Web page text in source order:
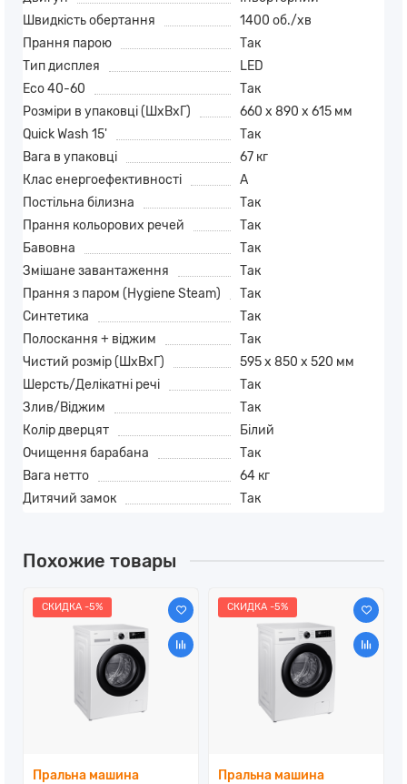
Швидкість обертання
1400 об./хв
Прання парою
Так
Тип дисплея
LED
Eco 40-60
Так
Розміри в упаковці (ШxВxГ)
660 x 890 x 615 мм
Quick Wash 15'
Так
Вага в упаковці
67 кг
Клас енергоефективності
A
Постільна білизна
Так
Прання кольорових речей
Так
Бавовна
Так
Змішане завантаження
Так
Прання з паром (Hygiene Steam)
Так
Синтетика
Так
Полоскання + віджим
Так
Чистий розмір (ШхВхГ)
595 x 850 x 520 мм
Шерсть/Делікатні речі
Так
Злив/Віджим
Так
Колір дверцят
Білий
Очищення барабана
Так
Вага нетто
64 кг
Дитячий замок
Так
Похожие товары
СКИДКА -5%
Пральна машина
СКИДКА -5%
Пральна машина